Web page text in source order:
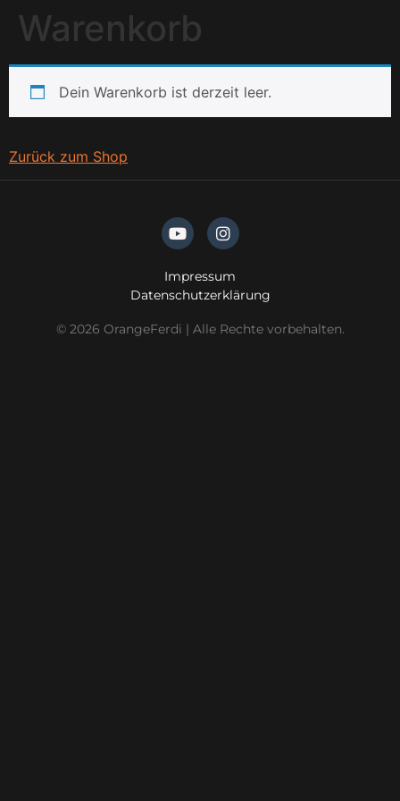
Warenkorb
Dein Warenkorb ist derzeit leer.
Zurück zum Shop
Impressum
Datenschutzerklärung
© 2026 OrangeFerdi | Alle Rechte vorbehalten.